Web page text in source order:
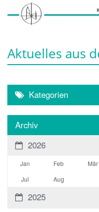
Aktuelles aus
Kategorien
Archiv
2026
Jan Feb Mär
Jul
Aug
2025